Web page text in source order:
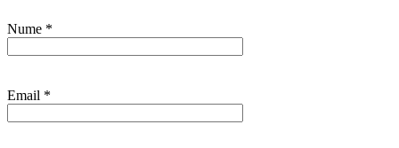
Nume *
Email *